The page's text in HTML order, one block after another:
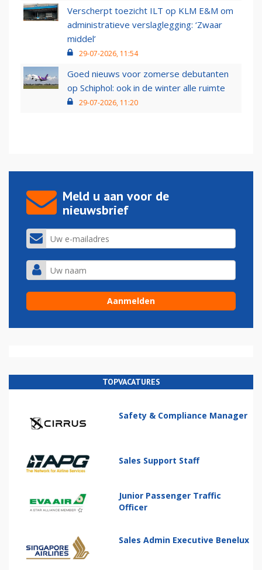
Verscherpt toezicht ILT op KLM E&M om
administratieve verslaglegging: ‘Zwaar
middel’
29-07-2026, 11:54
Goed nieuws voor zomerse debutanten
op Schiphol: ook in de winter alle ruimte
29-07-2026, 11:20
Meld u aan voor de
nieuwsbrief
TOPVACATURES
Safety & Compliance Manager
Sales Support Staff
Junior Passenger Traffic
Officer
Sales Admin Executive Benelux